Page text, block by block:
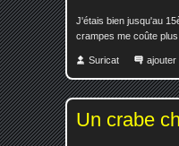
J'étais bien jusqu'au
crampes me coûte
Suricat ajouter
Un crabe